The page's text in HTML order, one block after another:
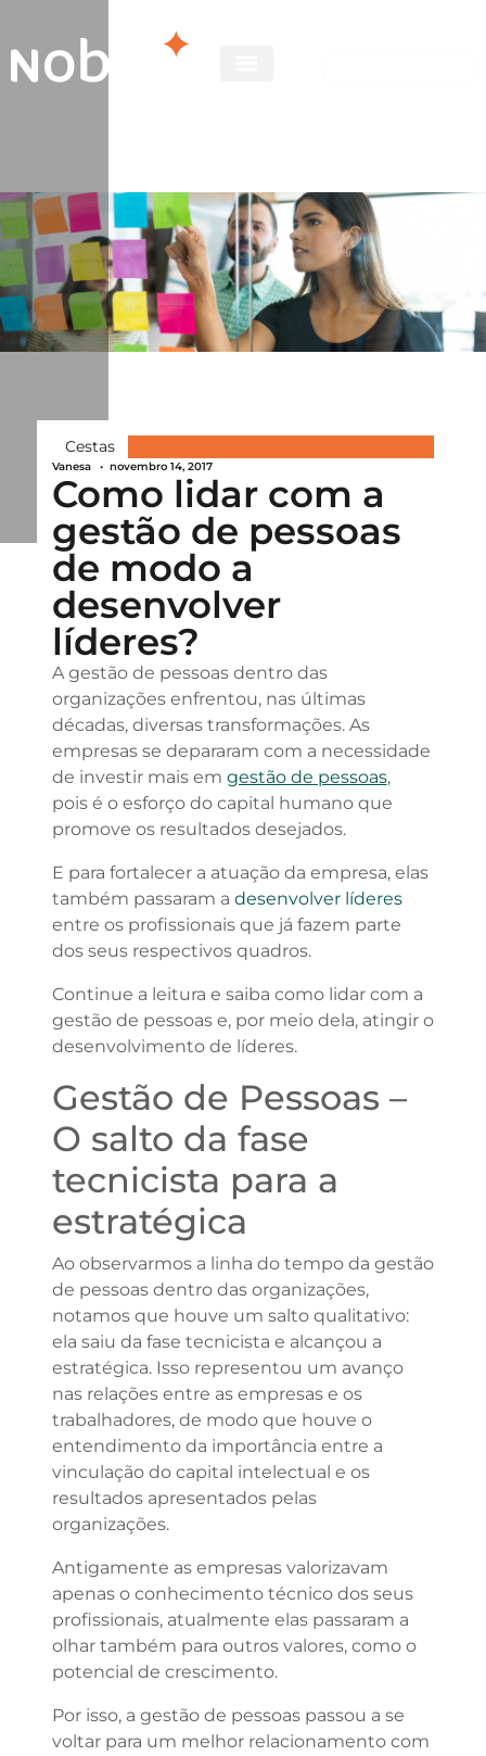
Cestas
Vanesa • novembro 14, 2017
Como lidar com a
gestão de pessoas
de modo a
desenvolver
líderes?
A gestão de pessoas dentro das
organizações enfrentou, nas últimas
décadas, diversas transformações. As
empresas se depararam com a necessidade
de investir mais em gestão de pessoas,
pois é o esforço do capital humano que
promove os resultados desejados.
E para fortalecer a atuação da empresa, elas
também passaram a desenvolver líderes
entre os profissionais que já fazem parte
dos seus respectivos quadros.
Continue a leitura e saiba como lidar com a
gestão de pessoas e, por meio dela, atingir o
desenvolvimento de líderes.
Gestão de Pessoas –
O salto da fase
tecnicista para a
estratégica
Ao observarmos a linha do tempo da gestão
de pessoas dentro das organizações,
notamos que houve um salto qualitativo:
ela saiu da fase tecnicista e alcançou a
estratégica. Isso representou um avanço
nas relações entre as empresas e os
trabalhadores, de modo que houve o
entendimento da importância entre a
vinculação do capital intelectual e os
resultados apresentados pelas
organizações.
Antigamente as empresas valorizavam
apenas o conhecimento técnico dos seus
profissionais, atualmente elas passaram a
olhar também para outros valores, como o
potencial de crescimento.
Por isso, a gestão de pessoas passou a se
voltar para um melhor relacionamento com